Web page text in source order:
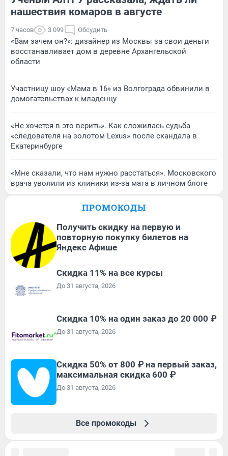
нашествия комаров в августе
7 часов 3 099 Обсудить
«Вам зачем он?»: дизайнер из Москвы за свои деньги
восстанавливает дом в деревне Архангельской
области
Участницу шоу «Мама в 16» из Волгограда обвинили в
домогательствах к младенцу
«Не хочется в это верить». Как сложилась судьба
«следователя на золотом Lexus» после скандала в
Екатеринбурге
«Мне сказали, что нам нужно расстаться». Московского
врача уволили из клиники из-за мата в личном блоге
ПРОМОКОДЫ
Получить скидку на первую и
повторную покупку билетов на
Яндекс Афише
Скидка 11% на все курсы
До 31 августа, 2026
Скидка 10% на один заказ до 20 000 ₽
До 31 августа, 2026
Скидка 50% от 800 ₽ на первый заказ,
максимальная скидка 600 ₽
До 31 августа, 2026
Все промокоды